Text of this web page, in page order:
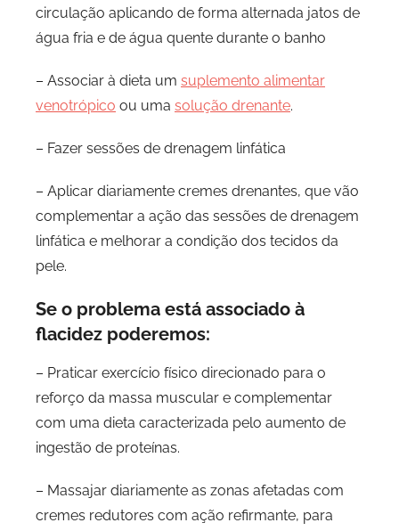
circulação aplicando de forma alternada jatos de
água fria e de água quente durante o banho
– Associar à dieta um suplemento alimentar
venotrópico ou uma solução drenante.
– Fazer sessões de drenagem linfática
– Aplicar diariamente cremes drenantes, que vão
complementar a ação das sessões de drenagem
linfática e melhorar a condição dos tecidos da
pele.
Se o problema está associado à
flacidez poderemos:
– Praticar exercício físico direcionado para o
reforço da massa muscular e complementar
com uma dieta caracterizada pelo aumento de
ingestão de proteínas.
– Massajar diariamente as zonas afetadas com
cremes redutores com ação refirmante, para